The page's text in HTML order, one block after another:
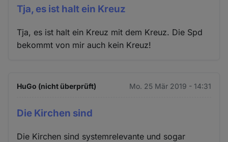
Tja, es ist halt ein Kreuz
Tja, es ist halt ein Kreuz mit dem Kreuz. Die Spd
bekommt von mir auch kein Kreuz!
HuGo (nicht überprüft) Mo. 25 Mär 2019 - 14:31
Die Kirchen sind
Die Kirchen sind systemrelevante und sogar